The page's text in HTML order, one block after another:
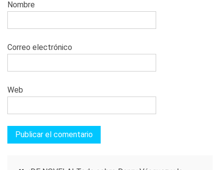
Nombre
Correo electrónico
Web